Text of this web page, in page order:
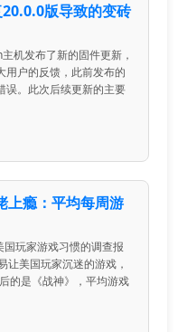
版导致的变砖
机发布了新的固件更新，
用户的反馈，此前发布的
误。此次后续更新的主要
上瘾：平均每周游
玩家游戏习惯的调查报
让美国玩家沉迷的游戏，
的是《战神》，平均游戏